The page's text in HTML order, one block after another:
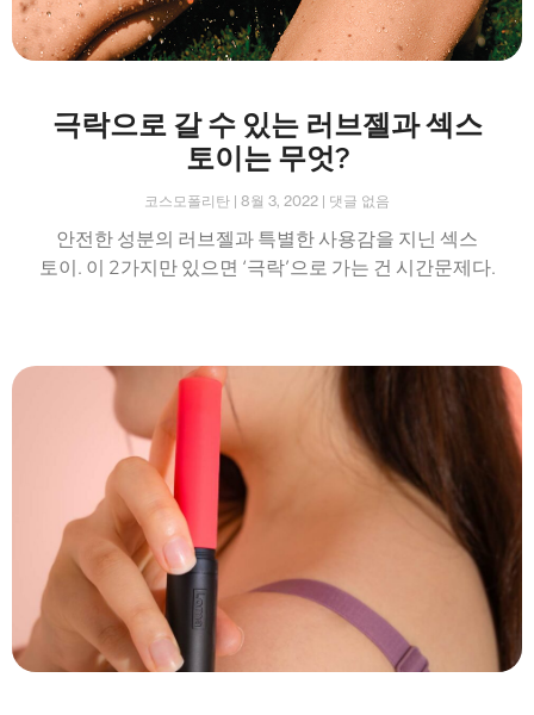
극락으로 갈 수 있는 러브젤과 섹스
토이는 무엇?
코스모폴리탄 8월 3, 2022 댓글 없음
안전한 성분의 러브젤과 특별한 사용감을 지닌 섹스
토이. 이 2가지만 있으면 ‘극락’으로 가는 건 시간문제다.